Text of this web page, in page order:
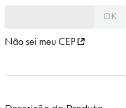
Não sei meu CEP